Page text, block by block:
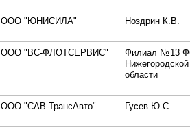
ООО "ЮНИСИЛА" Ноздрин К.В.
ООО "ВС-ФЛОТСЕРВИС"
Филиал №13
Нижегородской
области
ООО "САВ-ТрансАвто" Гусев Ю.С.